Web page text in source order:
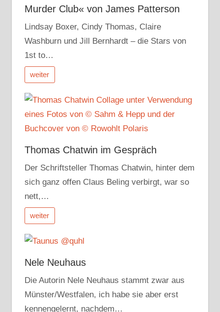
Murder Club« von James Patterson
Lindsay Boxer, Cindy Thomas, Claire
Washburn und Jill Bernhardt – die Stars von
1st to…
weiter
Thomas Chatwin im Gespräch
Der Schriftsteller Thomas Chatwin, hinter dem
sich ganz offen Claus Beling verbirgt, war so
nett,…
weiter
Nele Neuhaus
Die Autorin Nele Neuhaus stammt zwar aus
Münster/Westfalen, ich habe sie aber erst
kennengelernt, nachdem…